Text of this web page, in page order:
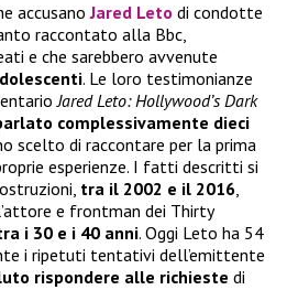
accusanoJared Leto di condotte
raccontato alla Bbc,
e che sarebbero avvenute
. Le loro testimonianze
Jared Leto: Hollywood’s Dark
complessivamente dieci
scelto di raccontare per la prima
esperienze. I fatti descritti si
tra il 2002 e il 2016,
e frontman dei Thirty
i 30 e i 40 anni. Oggi Leto ha 54
i ripetuti tentativi dell’emittente
rispondere alle richieste di